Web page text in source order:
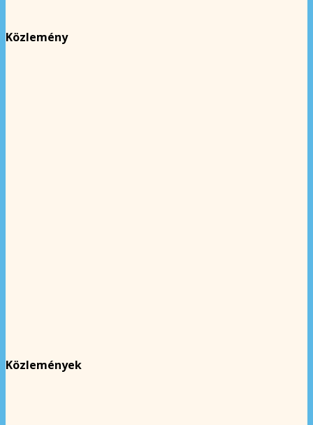
Közlemény
Közlemények